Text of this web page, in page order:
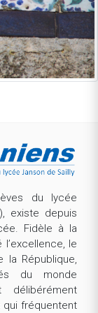
du lycée
existe depuis
Fidèle à la
le
la République,
du monde
délibérément
qui fréquentent